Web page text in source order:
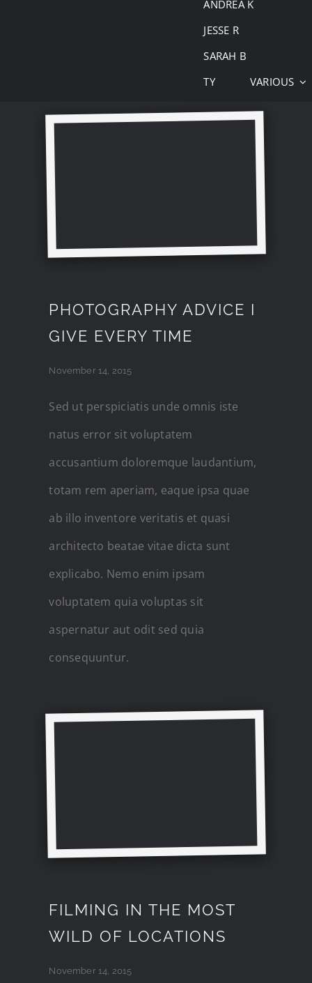
ANDREA K
JESSE R
SARAH B
TY
VARIOUS
PHOTOGRAPHY ADVICE I
GIVE EVERY TIME
November 14, 2015
Sed ut perspiciatis unde omnis iste
natus error sit voluptatem
accusantium doloremque laudantium,
totam rem aperiam, eaque ipsa quae
ab illo inventore veritatis et quasi
architecto beatae vitae dicta sunt
explicabo. Nemo enim ipsam
voluptatem quia voluptas sit
aspernatur aut odit sed quia
consequuntur.
FILMING IN THE MOST
WILD OF LOCATIONS
November 14, 2015